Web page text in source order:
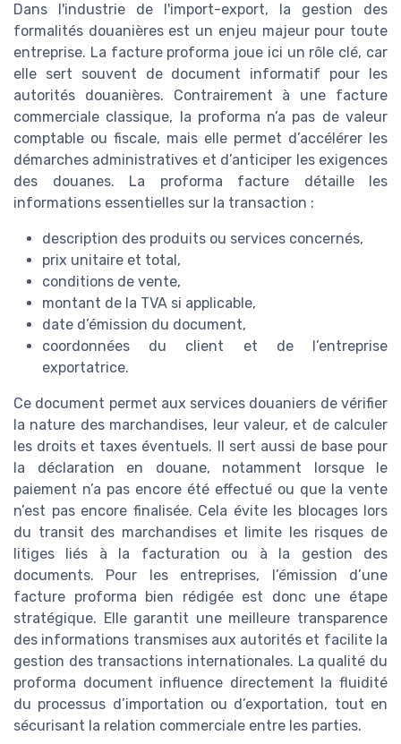
Dans l'industrie de l'import-export, la gestion des
formalités douanières est un enjeu majeur pour toute
entreprise. La facture proforma joue ici un rôle clé, car
elle sert souvent de document informatif pour les
autorités douanières. Contrairement à une facture
commerciale classique, la proforma n’a pas de valeur
comptable ou fiscale, mais elle permet d’accélérer les
démarches administratives et d’anticiper les exigences
des douanes. La proforma facture détaille les
informations essentielles sur la transaction :
description des produits ou services concernés,
prix unitaire et total,
conditions de vente,
montant de la TVA si applicable,
date d’émission du document,
coordonnées du client et de l’entreprise
exportatrice.
Ce document permet aux services douaniers de vérifier
la nature des marchandises, leur valeur, et de calculer
les droits et taxes éventuels. Il sert aussi de base pour
la déclaration en douane, notamment lorsque le
paiement n’a pas encore été effectué ou que la vente
n’est pas encore finalisée. Cela évite les blocages lors
du transit des marchandises et limite les risques de
litiges liés à la facturation ou à la gestion des
documents. Pour les entreprises, l’émission d’une
facture proforma bien rédigée est donc une étape
stratégique. Elle garantit une meilleure transparence
des informations transmises aux autorités et facilite la
gestion des transactions internationales. La qualité du
proforma document influence directement la fluidité
du processus d’importation ou d’exportation, tout en
sécurisant la relation commerciale entre les parties.